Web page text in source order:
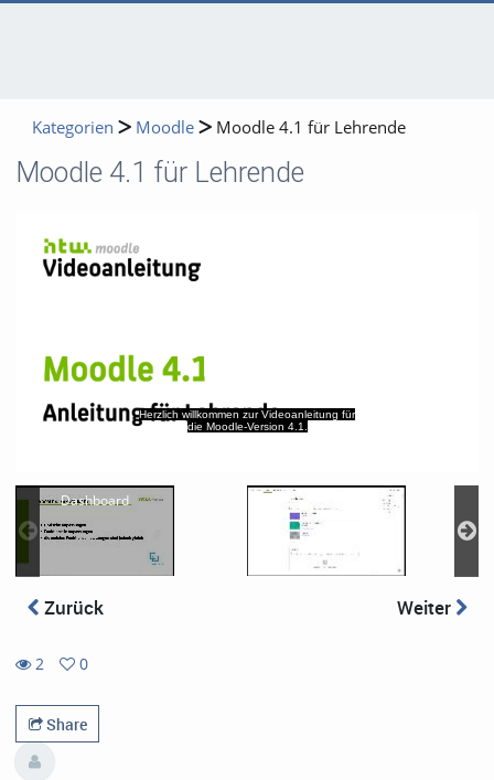
Kategorien Moodle Moodle 4.1 für Lehrende
Moodle 4.1 für Lehrende
Herzlich willkommen zur Videoanleitung für
die Moodle-Version 4.1.
Dashboard
Zurück Weiter
2
views
0
favorites
Share